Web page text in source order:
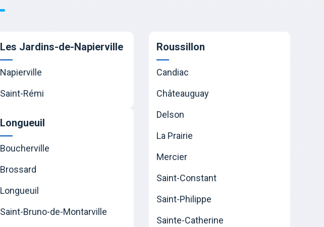
Les Jardins-de-Napierville
Napierville
Saint-Rémi
Longueuil
Boucherville
Brossard
Longueuil
Saint-Bruno-de-Montarville
Roussillon
Candiac
Châteauguay
Delson
La Prairie
Mercier
Saint-Constant
Saint-Philippe
Sainte-Catherine